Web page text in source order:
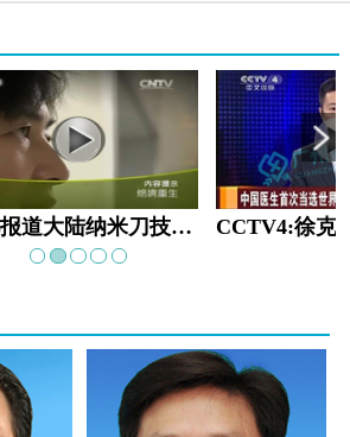
央视报道大陆纳米刀技术手术：绝境重生